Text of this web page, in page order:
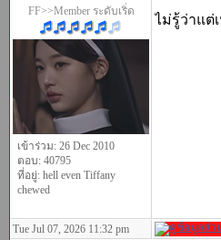
FF>>Member ระดับเริ่ด
เข้าร่วม: 26 Dec 2010
ตอบ: 40795
ที่อยู่: hell even Tiffany
chewed
ไม่รู้ว่าแต่
Tue Jul 07, 2026 11:32 pm